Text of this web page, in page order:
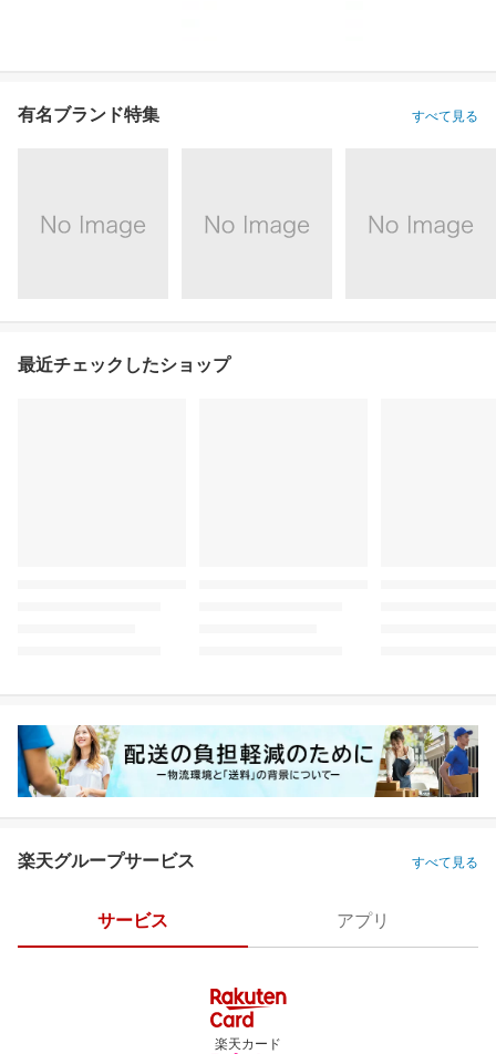
有名ブランド特集 すべて見る
最近チェックしたショップ
楽天グループサービス すべて見る
サービス アプリ
楽天カード